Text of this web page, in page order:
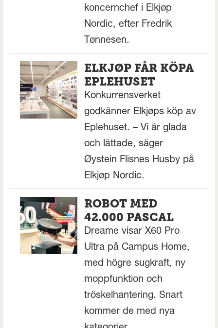
koncernchef i Elkjøp
Nordic, efter Fredrik
Tønnesen.
ELKJØP FÅR KÖPA
EPLEHUSET
Konkurrensverket
godkänner Elkjøps köp av
Eplehuset. – Vi är glada
och lättade, säger
Øystein Flisnes Husby på
Elkjøp Nordic.
ROBOT MED
42.000 PASCAL
Dreame visar X60 Pro
Ultra på Campus Home,
med högre sugkraft, ny
moppfunktion och
tröskelhantering. Snart
kommer de med nya